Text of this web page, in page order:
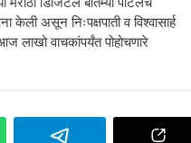
असून निःपक्षपाती व विश्वासार्ह
लाखो वाचकांपर्यंत पोहोचणारे